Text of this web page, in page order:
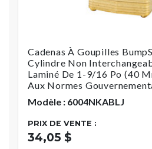
Cadenas À Goupilles
Cylindre Non
Laminé De 1-9/16 Po (40
Aux Normes
Modèle : 6004NKABLJ
PRIX DE VENTE :
34,05 $